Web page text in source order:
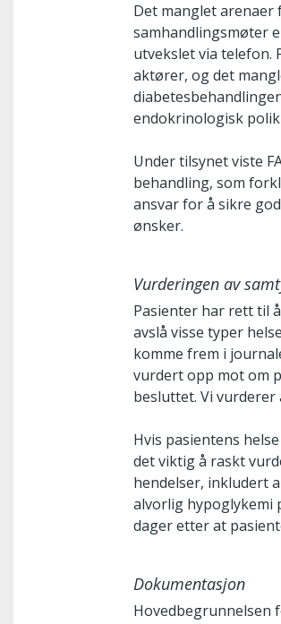
Det manglet arenaer
samhandlingsmøter
utvekslet via telefon.
aktører, og det
endokrinologisk
Under tilsynet viste
behandling, som
ansvar for å sikre
ønsker.
Vurderingen av
Pasienter har rett til
avslå visse typer
komme frem i
vurdert opp mot om
besluttet. Vi
Hvis pasientens
det viktig å raskt
hendelser, inkludert
alvorlig hypoglykemi
dager etter at
Dokumentasjon
Hovedbegrunnelsen